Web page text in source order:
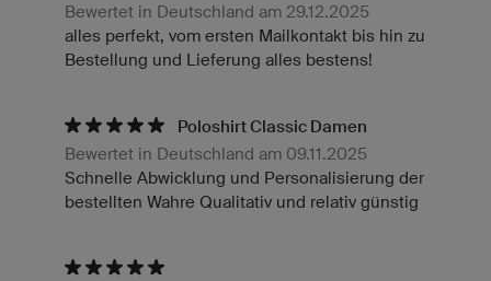
Bewertet in Deutschland am 29.12.2025
alles perfekt, vom ersten Mailkontakt bis hin zu
Bestellung und Lieferung alles bestens!
Poloshirt Classic Damen
Bewertet in Deutschland am 09.11.2025
Schnelle Abwicklung und Personalisierung der
bestellten Wahre Qualitativ und relativ günstig